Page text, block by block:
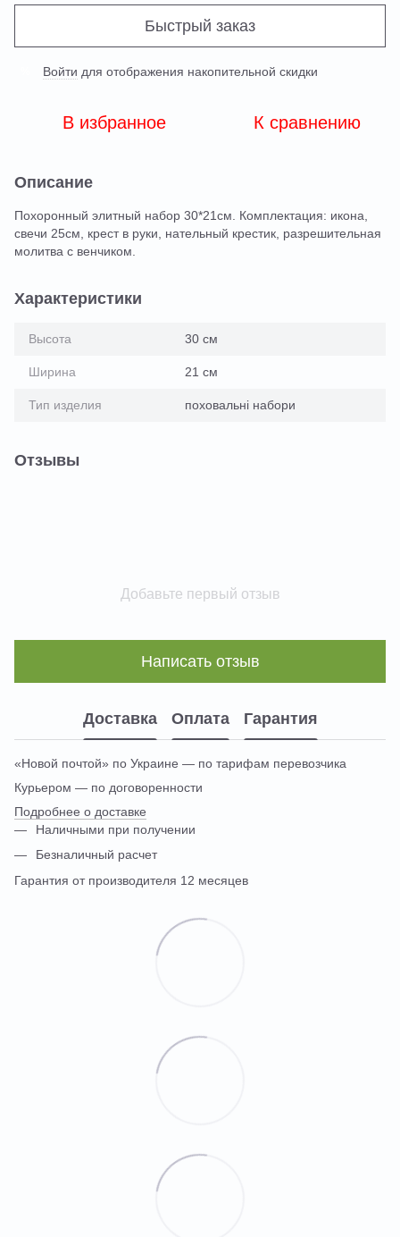
Быстрый заказ
Войти для отображения накопительной скидки
В избранное К сравнению
Описание
Похоронный элитный набор 30*21см. Комплектация: икона,
свечи 25см, крест в руки, нательный крестик, разрешительная
молитва с венчиком.
Характеристики
Высота 30 см
Ширина 21 см
Тип изделия поховальні набори
Отзывы
Добавьте первый отзыв
Написать отзыв
Доставка Оплата Гарантия
«Новой почтой» по Украине — по тарифам перевозчика
Курьером — по договоренности
Подробнее о доставке
Наличными при получении
Безналичный расчет
Гарантия от производителя 12 месяцев